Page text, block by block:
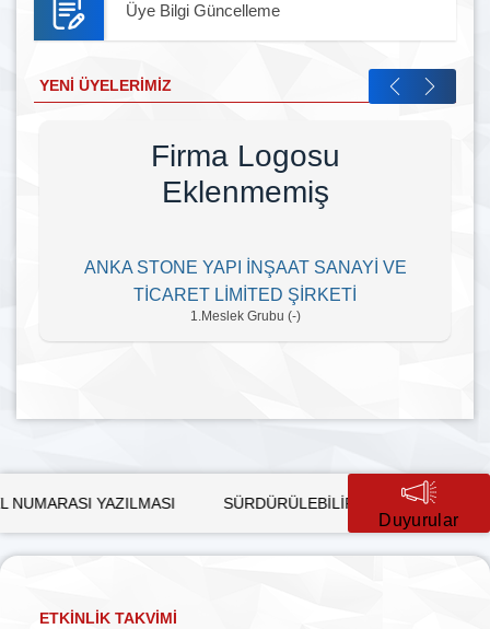
Üye Bilgi Güncelleme
YENI ÜYELERIMIZ
Firma Logosu
Eklenmemiş
ANKA STONE YAPI İNŞAAT SANAYİ VE
TİCARET LİMİTED ŞİRKETİ
1.Meslek Grubu (-)
YAZILMASI SÜRDÜRÜLEBİLİR KALKINMADA KADIN
Duyurular
ETKINLIK TAKVIMI